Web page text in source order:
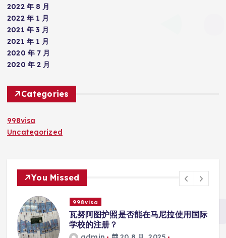
2022 年 8 月
2022 年 1 月
2021 年 3 月
2021 年 1 月
2020 年 7 月
2020 年 2 月
Categories
998visa
Uncategorized
You Missed
998visa
瓦努阿图护照是否能在马尼拉使用国际
学校的注册？